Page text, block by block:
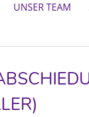
UNSER TEAM